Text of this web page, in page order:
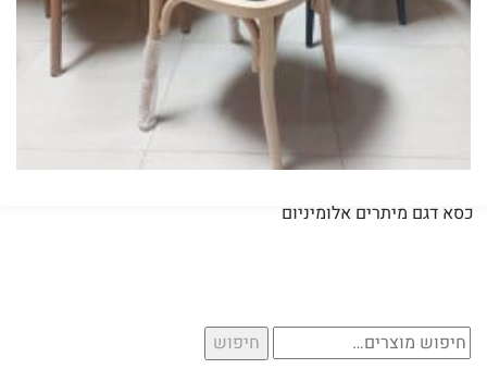
כסא דגם מיתרים אלומיניום
חיפוש
עבור:
חיפוש